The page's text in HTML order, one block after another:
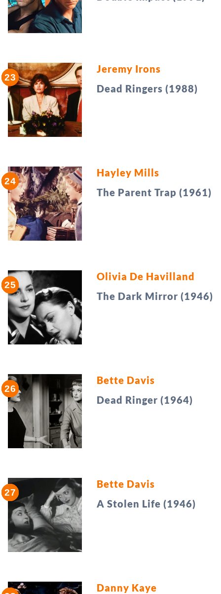
Jeremy Irons
Dead Ringers (1988)
Hayley Mills
The Parent Trap (1961)
Olivia De Havilland
The Dark Mirror (1946)
Bette Davis
Dead Ringer (1964)
Bette Davis
A Stolen Life (1946)
Danny Kaye